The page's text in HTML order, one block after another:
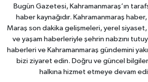
Bugün Gazetesi, Kahramanmaraş’ın
haber kaynağıdır. Kahramanmaraş
Maraş son dakika gelişmeleri, yerel
ve yaşam haberleriyle şehrin nabzını
haberleri ve Kahramanmaraş gündemini
bizi ziyaret edin. Doğru ve güncel
halkına hizmet etmeye devam